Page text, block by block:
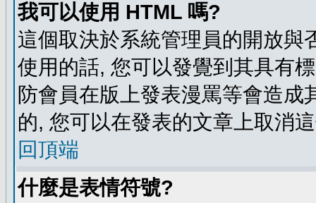
我可以使用 HTML 嗎?
這個取決於系統管理員的開放與
使用的話, 您可以發覺到其具有
防會員在版上發表漫罵等會造
的, 您可以在發表的文章上取消
回頂端
什麼是表情符號?